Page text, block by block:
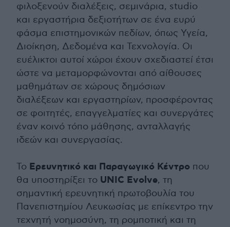
φιλοξενούν διαλέξεις, σεμινάρια, studio
και εργαστήρια δεξιοτήτων σε ένα ευρύ
φάσμα επιστημονικών πεδίων, όπως Υγεία,
Διοίκηση, Δεδομένα και Τεχνολογία. Οι
ευέλικτοι αυτοί χώροι έχουν σχεδιαστεί έτσι
ώστε να μεταμορφώνονται από αίθουσες
μαθημάτων σε χώρους δημόσιων
διαλέξεων και εργαστηρίων, προσφέροντας
σε φοιτητές, επαγγελματίες και συνεργάτες
έναν κοινό τόπο μάθησης, ανταλλαγής
ιδεών και συνεργασίας.
Το Ερευνητικό και Παραγωγικό Κέντρο που
θα υποστηρίξει το UNIC Evolve, τη
σημαντική ερευνητική πρωτοβουλία του
Πανεπιστημίου Λευκωσίας με επίκεντρο την
τεχνητή νοημοσύνη, τη ρομποτική και τη